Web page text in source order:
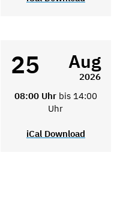
25 Aug
2026
08:00 Uhr bis 14:00
Uhr
iCal Download